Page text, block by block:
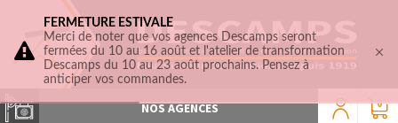
0
NOS AGENCES
FERMETURE ESTIVALE
Merci de noter que vos agences Descamps seront
fermées du 10 au 16 août et l'atelier de transformation
Descamps du 10 au 23 août prochains. Pensez à
anticiper vos commandes.